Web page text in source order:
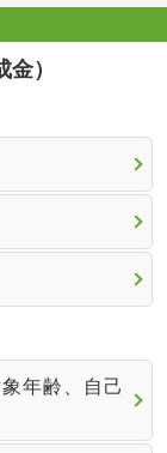
）
年齢、自己